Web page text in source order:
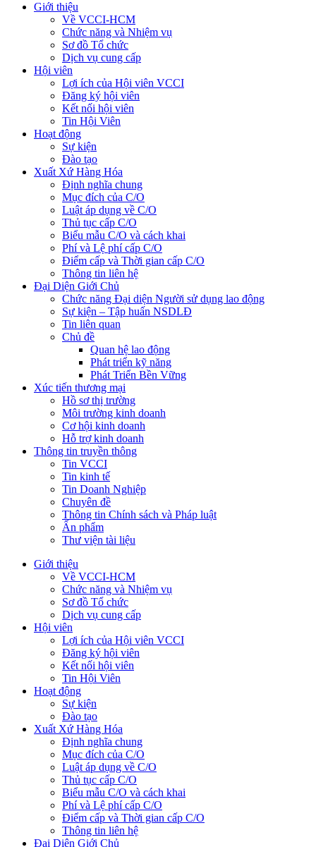
Giới thiệu
Về VCCI-HCM
Chức năng và Nhiệm vụ
Sơ đồ Tổ chức
Dịch vụ cung cấp
Hội viên
Lợi ích của Hội viên VCCI
Đăng ký hội viên
Kết nối hội viên
Tin Hội Viên
Hoạt động
Sự kiện
Đào tạo
Xuất Xứ Hàng Hóa
Định nghĩa chung
Mục đích của C/O
Luật áp dụng về C/O
Thủ tục cấp C/O
Biểu mẫu C/O và cách khai
Phí và Lệ phí cấp C/O
Điểm cấp và Thời gian cấp C/O
Thông tin liên hệ
Đại Diện Giới Chủ
Chức năng Đại diện Người sử dụng lao động
Sự kiện – Tập huấn NSDLĐ
Tin liên quan
Chủ đề
Quan hệ lao động
Phát triển kỹ năng
Phát Triển Bền Vững
Xúc tiến thương mại
Hồ sơ thị trường
Môi trường kinh doanh
Cơ hội kinh doanh
Hỗ trợ kinh doanh
Thông tin truyền thông
Tin VCCI
Tin kinh tế
Tin Doanh Nghiệp
Chuyên đề
Thông tin Chính sách và Pháp luật
Ấn phẩm
Thư viện tài liệu
Giới thiệu
Về VCCI-HCM
Chức năng và Nhiệm vụ
Sơ đồ Tổ chức
Dịch vụ cung cấp
Hội viên
Lợi ích của Hội viên VCCI
Đăng ký hội viên
Kết nối hội viên
Tin Hội Viên
Hoạt động
Sự kiện
Đào tạo
Xuất Xứ Hàng Hóa
Định nghĩa chung
Mục đích của C/O
Luật áp dụng về C/O
Thủ tục cấp C/O
Biểu mẫu C/O và cách khai
Phí và Lệ phí cấp C/O
Điểm cấp và Thời gian cấp C/O
Thông tin liên hệ
Đại Diện Giới Chủ